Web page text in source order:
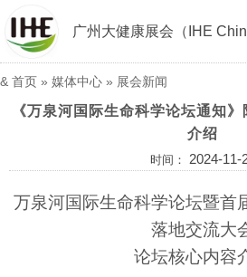
广州大健康展会（IHE
& 首页 » 媒体中心 » 展会新闻
《万泉河国际生命科学论坛通知
介绍
时间： 2024-11-
万泉河国际生命科学论坛暨首
落地交流大
论坛核心内容